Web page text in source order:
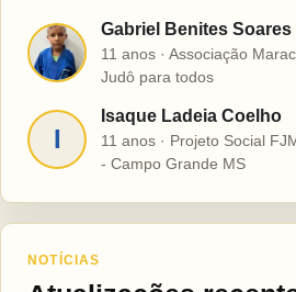
G
Gabriel Benites Soares
11 anos · Associação
Judô para todos
I
Isaque Ladeia Coelho
11 anos · Projeto Social
- Campo Grande MS
NOTÍCIAS